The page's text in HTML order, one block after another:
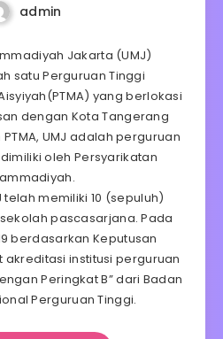
admin
Jakarta (UMJ)
satu Perguruan Tinggi
yang berlokasi
dengan Kota Tangerang
UMJ adalah perguruan
oleh Persyarikatan
telah memiliki 10 (sepuluh)
pascasarjana. Pada
berdasarkan Keputusan
institusi perguruan
Peringkat B” dari Badan
Perguruan Tinggi.